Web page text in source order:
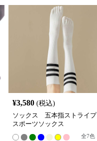
¥3,580 (税込)
ソックス 五本指ストライプ
スポーツソックス
全7色